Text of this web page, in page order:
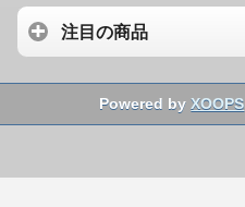
注目の商品
Powered byXOOPS